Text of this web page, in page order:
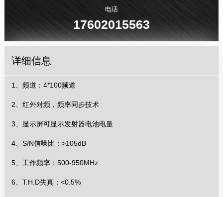
电话
17602015563
详细信息
1、频道：4*100频道
2、红外对频，频率同步技术
3、显示屏可显示发射器电池电量
4、S/N信噪比：>105dB
5、工作频率：500-950MHz
6、T.H.D失真：<0.5%